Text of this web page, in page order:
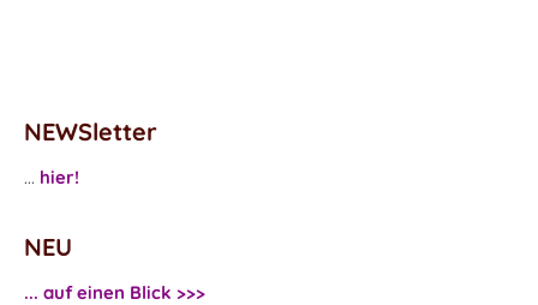
NEWSletter
... hier!
NEU
... auf einen Blick >>>